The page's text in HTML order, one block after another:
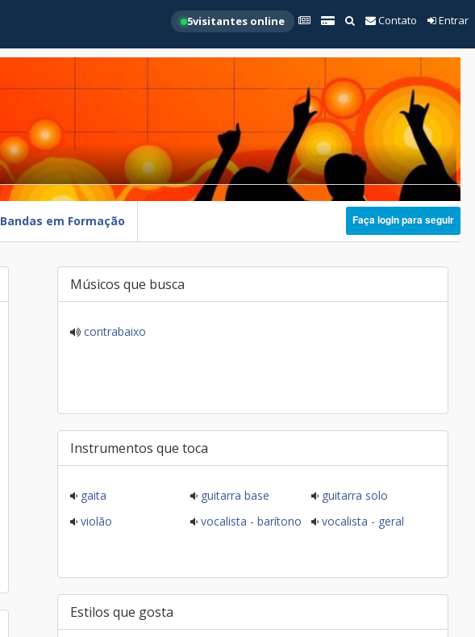
5visitantes online Contato Entrar
Bandas em Formação Faça login para seguir
Músicos que busca
contrabaixo
Instrumentos que toca
gaita guitarra base
guitarra solo
violão
vocalista - barítono vocalista - geral
Estilos que gosta